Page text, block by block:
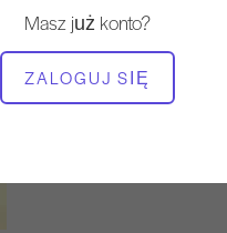
Masz już konto?
ZALOGUJ SIĘ
Reformator